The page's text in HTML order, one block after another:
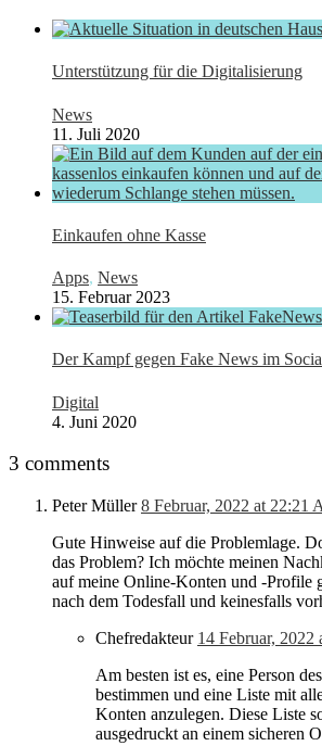
Unterstützung für die Digitalisierung
News
11. Juli 2020
Einkaufen ohne Kasse
Apps, News
15. Februar 2023
Der Kampf gegen Fake News im
Digital
4. Juni 2020
3 comments
Peter Müller 8 Februar, 2022 at 22:21
Gute Hinweise auf die Problemlage.
das Problem? Ich möchte meinen
auf meine Online-Konten und -Profile
nach dem Todesfall und keinesfalls
Chefredakteur 14 Februar, 2022
Am besten ist es, eine Person
bestimmen und eine Liste mit
Konten anzulegen. Diese Liste
ausgedruckt an einem sicheren